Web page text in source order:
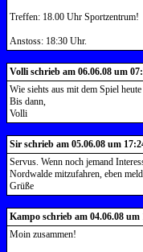
Treffen: 18.00 Uhr Sportzentrum!
Anstoss: 18:30 Uhr.
Volli schrieb am 06.06.08 um
Wie siehts aus mit dem Spiel
Bis dann,
Volli
Sir schrieb am 05.06.08 um
Servus. Wenn noch jemand
Nordwalde mitzufahren, eben
Grüße
Kampo schrieb am 04.06.08 um
Moin zusammen!